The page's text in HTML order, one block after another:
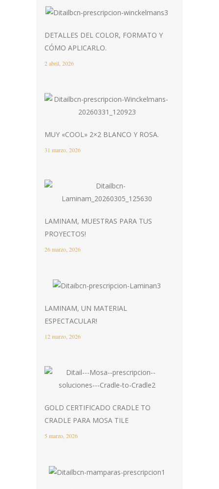
DETALLES DEL COLOR, FORMATO Y
CÓMO APLICARLO.
2 abril, 2026
MUY «COOL» 2×2 BLANCO Y ROSA.
31 marzo, 2026
LAMINAM, MUESTRAS PARA TUS
PROYECTOS!
26 marzo, 2026
LAMINAM, UN MATERIAL
ESPECTACULAR!
12 marzo, 2026
GOLD CERTIFICADO CRADLE TO
CRADLE PARA MOSA TILE
5 marzo, 2026